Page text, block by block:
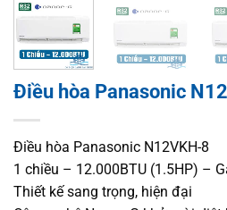
Điều hòa Panasonic
Điều hòa Panasonic N12VKH-8
1 chiều – 12.000BTU (1.5HP) –
Thiết kế sang trọng, hiện đại